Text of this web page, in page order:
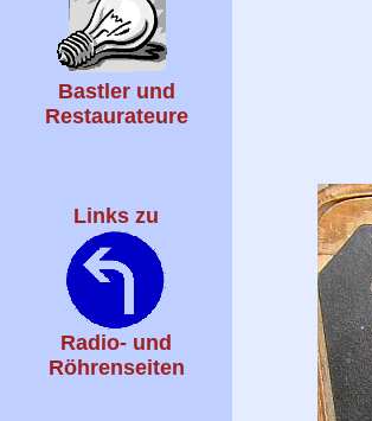
Bastler und
Restaurateure
Links zu
Radio- und
Röhrenseiten